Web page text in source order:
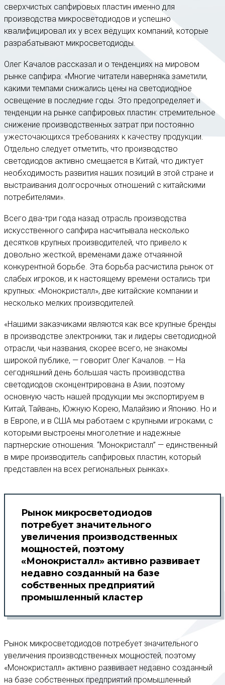
сверхчистых сапфировых пластин именно для
производства микросветодиодов и успешно
квалифицировал их у всех ведущих компаний, которые
разрабатывают микросветодиоды.
Олег Качалов рассказал и о тенденциях на мировом
рынке сапфира: «Многие читатели наверняка заметили,
какими темпами снижались цены на светодиодное
освещение в последние годы. Это предопределяет и
тенденции на рынке сапфировых пластин: стремительное
снижение производственных затрат при постоянно
ужесточающихся требованиях к качеству продукции.
Отдельно следует отметить, что производство
светодиодов активно смещается в Китай, что диктует
необходимость развития наших позиций в этой стране и
выстраивания долгосрочных отношений с китайскими
потребителями».
Всего два-три года назад отрасль производства
искусственного сапфира насчитывала несколько
десятков крупных производителей, что привело к
довольно жесткой, временами даже отчаянной
конкурентной борьбе. Эта борьба расчистила рынок от
слабых игроков, и к настоящему времени остались три
крупных: «Монокристалл», две китайские компании и
несколько мелких производителей.
«Нашими заказчиками являются как все крупные бренды
в производстве электроники, так и лидеры светодиодной
отрасли, чьи названия, скорее всего, не знакомы
широкой публике, — говорит Олег Качалов. — На
сегодняшний день большая часть производства
светодиодов сконцентрирована в Азии, поэтому
основную часть нашей продукции мы экспортируем в
Китай, Тайвань, Южную Корею, Малайзию и Японию. Но и
в Европе, и в США мы работаем с крупными игроками, с
которыми выстроены многолетние и надежные
партнерские отношения. “Монокристалл” — единственный
в мире производитель сапфировых пластин, который
представлен на всех региональных рынках».
Рынок микросветодиодов
потребует значительного
увеличения производственных
мощностей, поэтому
«Монокристалл» активно развивает
недавно созданный на базе
собственных предприятий
промышленный кластер
Рынок микросветодиодов потребует значительного
увеличения производственных мощностей, поэтому
«Монокристалл» активно развивает недавно созданный
на базе собственных предприятий промышленный